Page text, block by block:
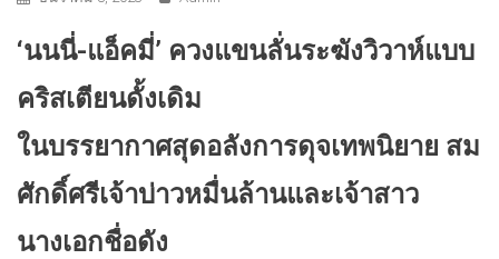
‘นนนี่-แอ็คมี่’ ควงแขนลั่นระฆังวิวาห์แบบ
คริสเตียนดั้งเดิม
ในบรรยากาศสุดอลังการดุจเทพนิยาย สม
ศักดิ์ศรีเจ้าบ่าวหมื่นล้านและเจ้าสาว
นางเอกชื่อดัง